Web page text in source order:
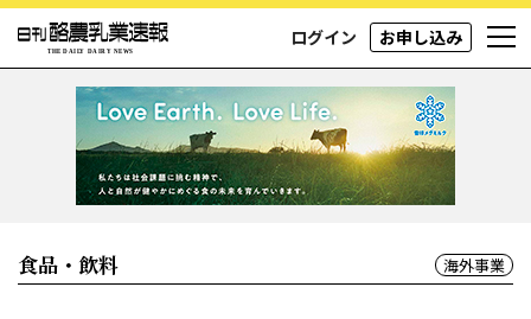
ログイン お申し込み
食品・飲料 海外事業